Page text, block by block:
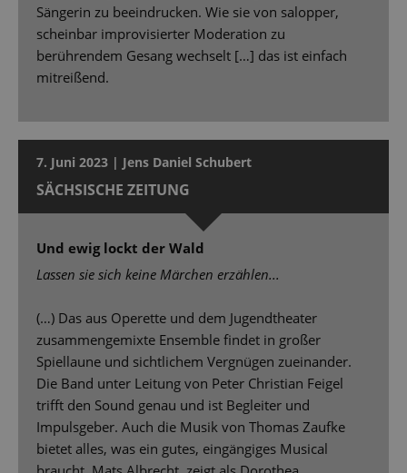
Sängerin zu beeindrucken. Wie sie von salopper,
scheinbar improvisierter Moderation zu
berührendem Gesang wechselt […] das ist einfach
mitreißend.
7. Juni 2023 | Jens Daniel Schubert
SÄCHSISCHE ZEITUNG
Und ewig lockt der Wald
Lassen sie sich keine Märchen erzählen...
(…) Das aus Operette und dem Jugendtheater
zusammengemixte Ensemble findet in großer
Spiellaune und sichtlichem Vergnügen zueinander.
Die Band unter Leitung von Peter Christian Feigel
trifft den Sound genau und ist Begleiter und
Impulsgeber. Auch die Musik von Thomas Zaufke
bietet alles, was ein gutes, eingängiges Musical